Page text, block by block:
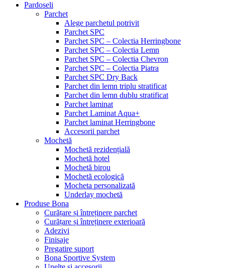
Pardoseli
Parchet
Alege parchetul potrivit
Parchet SPC
Parchet SPC – Colectia Herringbone
Parchet SPC – Colectia Lemn
Parchet SPC – Colectia Chevron
Parchet SPC – Colectia Piatra
Parchet SPC Dry Back
Parchet din lemn triplu stratificat
Parchet din lemn dublu stratificat
Parchet laminat
Parchet Laminat Aqua+
Parchet laminat Herringbone
Accesorii parchet
Mochetă
Mochetă rezidențială
Mochetă hotel
Mochetă birou
Mochetă ecologică
Mocheta personalizată
Underlay mochetă
Produse Bona
Curățare și întreținere parchet
Curățare și întreținere exterioară
Adezivi
Finisaje
Pregatire suport
Bona Sportive System